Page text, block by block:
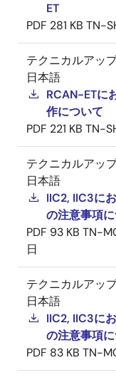
ET
PDF 281 KB TN-
テクニカルアッ
日本語
RCAN-ETに
作について
PDF 221 KB TN-
テクニカルアッ
日本語
IIC2, IIC3に
の注意事項
PDF 93 KB TN-
日
テクニカルアッ
日本語
IIC2, IIC3に
の注意事項
PDF 83 KB TN-